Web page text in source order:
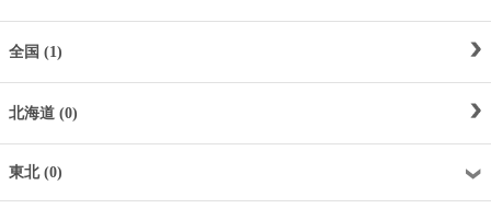
全国 (1)
北海道 (0)
東北 (0)